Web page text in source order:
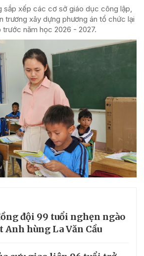
sắp xếp các cơ sở giáo dục công lập,
trương xây dựng phương án tổ chức lại
năm học 2026 - 2027.
đội 99 tuổi nghẹn ngào
Anh hùng La Văn Cầu